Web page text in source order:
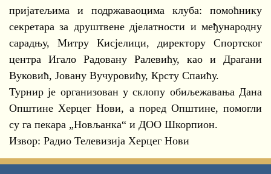
пријатељима и подржаваоцима клуба: помоћнику
секретара за друштвене дјелатности и међународну
сарадњу, Митру Кисјелици, директору Спортског
центра Игало Радовану Ралевићу, као и Драгани
Вуковић, Јовану Вучуровићу, Крсту Спаићу.
Турнир је организован у склопу обиљежавања Дана
Општине Херцег Нови, а поред Општине, помогли
су га пекара „Новљанка“ и ДОО Шкорпион.
Извор: Радио Телевизија Херцег Нови